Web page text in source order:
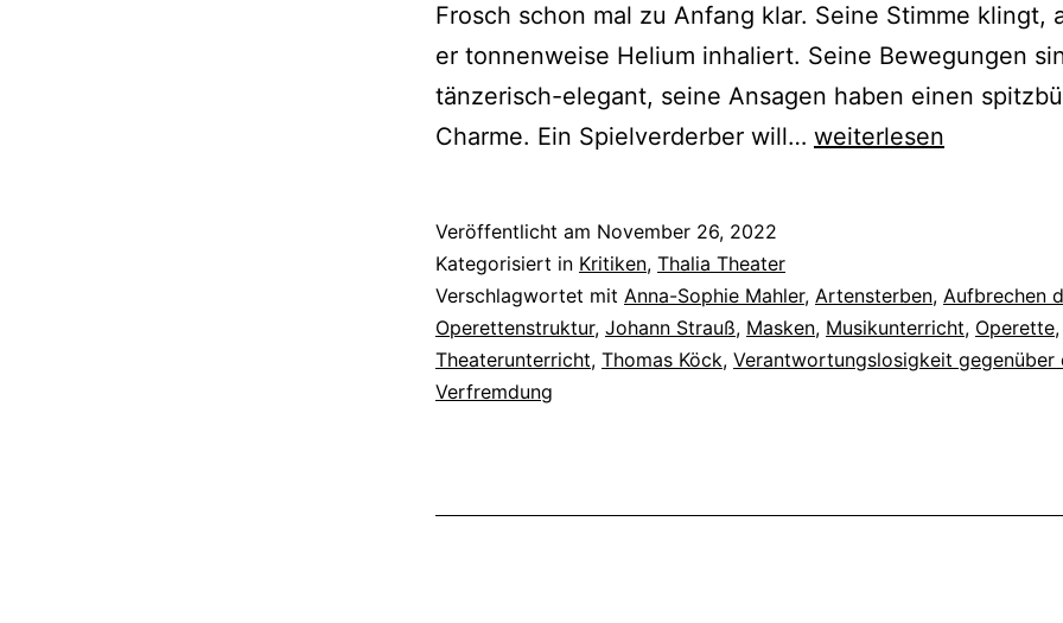
Frosch schon mal zu Anfang klar. Seine Stimme klingt,
er tonnenweise Helium inhaliert. Seine Bewegungen
tänzerisch-elegant, seine Ansagen haben einen
Charme. Ein Spielverderber will… Die
weiterlesen
Veröffentlicht am November 26, 2022
Kategorisiert in Kritiken, Thalia Theater
Verschlagwortet mit Anna-Sophie Mahler, Artensterben, Aufbrechen
Operettenstruktur, Johann Strauß, Masken, Musikunterricht, Operette,
Theaterunterricht, Thomas Köck, Verantwortungslosigkeit gegenüber
Verfremdung